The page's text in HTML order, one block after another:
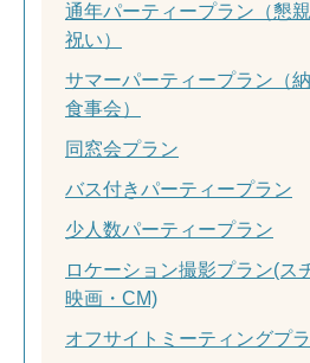
通年パーティープラン（懇
祝い）
サマーパーティープラン（
食事会）
同窓会プラン
バス付きパーティープラン
少人数パーティープラン
ロケーション撮影プラン(ス
映画・CM)
オフサイトミーティングプ